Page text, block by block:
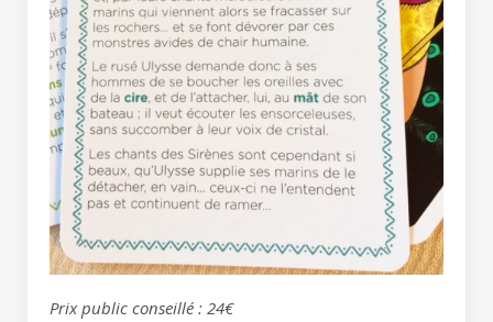
Prix public conseillé : 24€